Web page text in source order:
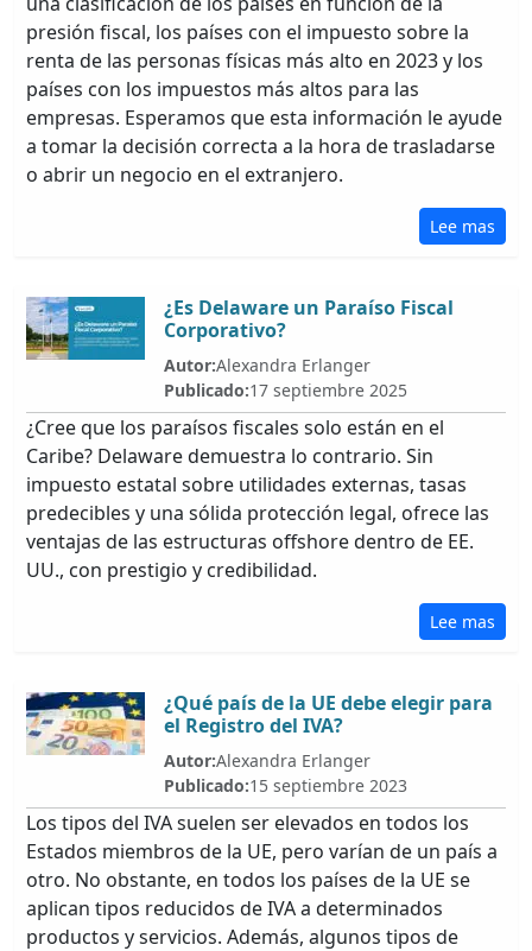
presión fiscal, los países con el impuesto sobre la
renta de las personas físicas más alto en 2023 y los
países con los impuestos más altos para las
empresas. Esperamos que esta información le ayude
a tomar la decisión correcta a la hora de trasladarse
o abrir un negocio en el extranjero.
Lee mas
¿Es Delaware un Paraíso Fiscal
Corporativo?
Autor:Alexandra Erlanger
Publicado:17 septiembre 2025
¿Cree que los paraísos fiscales solo están en el
Caribe? Delaware demuestra lo contrario. Sin
impuesto estatal sobre utilidades externas, tasas
predecibles y una sólida protección legal, ofrece las
ventajas de las estructuras offshore dentro de EE.
UU., con prestigio y credibilidad.
Lee mas
¿Qué país de la UE debe elegir para
el Registro del IVA?
Autor:Alexandra Erlanger
Publicado:15 septiembre 2023
Los tipos del IVA suelen ser elevados en todos los
Estados miembros de la UE, pero varían de un país a
otro. No obstante, en todos los países de la UE se
aplican tipos reducidos de IVA a determinados
productos y servicios. Además, algunos tipos de